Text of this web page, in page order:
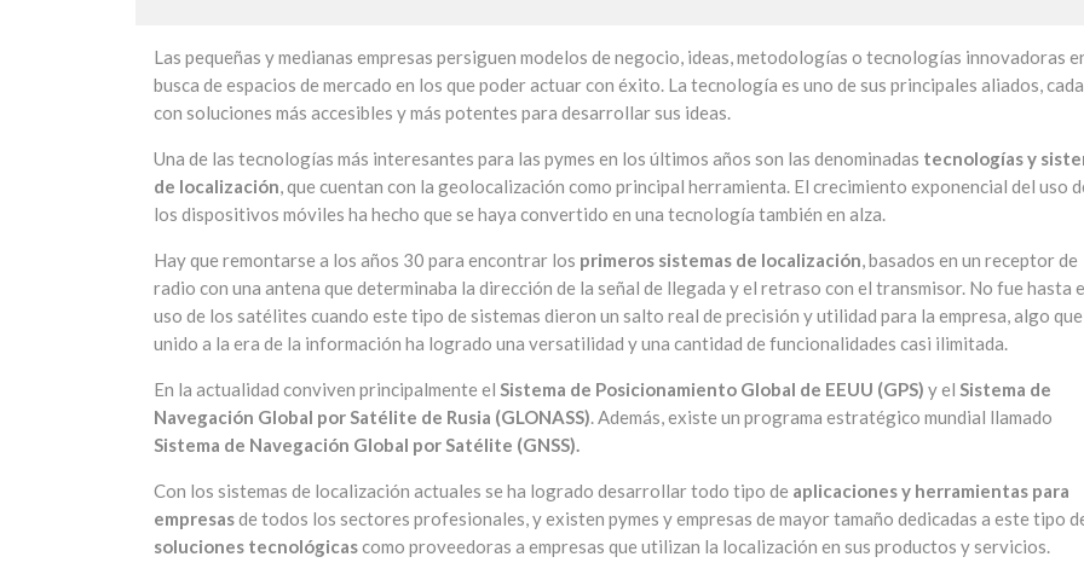
Las pequeñas y medianas empresas persiguen modelos de negocio, ideas, metodologías o tecnologías innovadoras
busca de espacios de mercado en los que poder actuar con éxito. La tecnología es uno de sus principales aliados,
con soluciones más accesibles y más potentes para desarrollar sus ideas.
Una de las tecnologías más interesantes para las pymes en los últimos años son las denominadas tecnologías y
de localización, que cuentan con la geolocalización como principal herramienta. El crecimiento exponencial del uso
los dispositivos móviles ha hecho que se haya convertido en una tecnología también en alza.
Hay que remontarse a los años 30 para encontrar los primeros sistemas de localización, basados en un receptor de
radio con una antena que determinaba la dirección de la señal de llegada y el retraso con el transmisor. No fue hasta
uso de los satélites cuando este tipo de sistemas dieron un salto real de precisión y utilidad para la empresa, algo que
unido a la era de la información ha logrado una versatilidad y una cantidad de funcionalidades casi ilimitada.
En la actualidad conviven principalmente el Sistema de Posicionamiento Global de EEUU (GPS) y el Sistema de
Navegación Global por Satélite de Rusia (GLONASS). Además, existe un programa estratégico mundial llamado
Sistema de Navegación Global por Satélite (GNSS).
Con los sistemas de localización actuales se ha logrado desarrollar todo tipo de aplicaciones y herramientas para
empresasde todos los sectores profesionales, y existen pymes y empresas de mayor tamaño dedicadas a este tipo
soluciones tecnológicascomo proveedoras a empresas que utilizan la localización en sus productos y servicios.